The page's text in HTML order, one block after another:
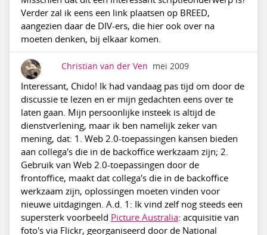
Verder zal ik eens een link plaatsen op BREED,
aangezien daar de DIV-ers, die hier ook over na
moeten denken, bij elkaar komen.
Christian van der Ven mei 2009
Interessant, Chido! Ik had vandaag pas tijd om door de
discussie te lezen en er mijn gedachten eens over te
laten gaan. Mijn persoonlijke insteek is altijd de
dienstverlening, maar ik ben namelijk zeker van
mening, dat: 1. Web 2.0-toepassingen kansen bieden
aan collega's die in de backoffice werkzaam zijn; 2.
Gebruik van Web 2.0-toepassingen door de
frontoffice, maakt dat collega's die in de backoffice
werkzaam zijn, oplossingen moeten vinden voor
nieuwe uitdagingen. A.d. 1: Ik vind zelf nog steeds een
supersterk voorbeeld Picture Australia: acquisitie van
foto's via Flickr, georganiseerd door de National